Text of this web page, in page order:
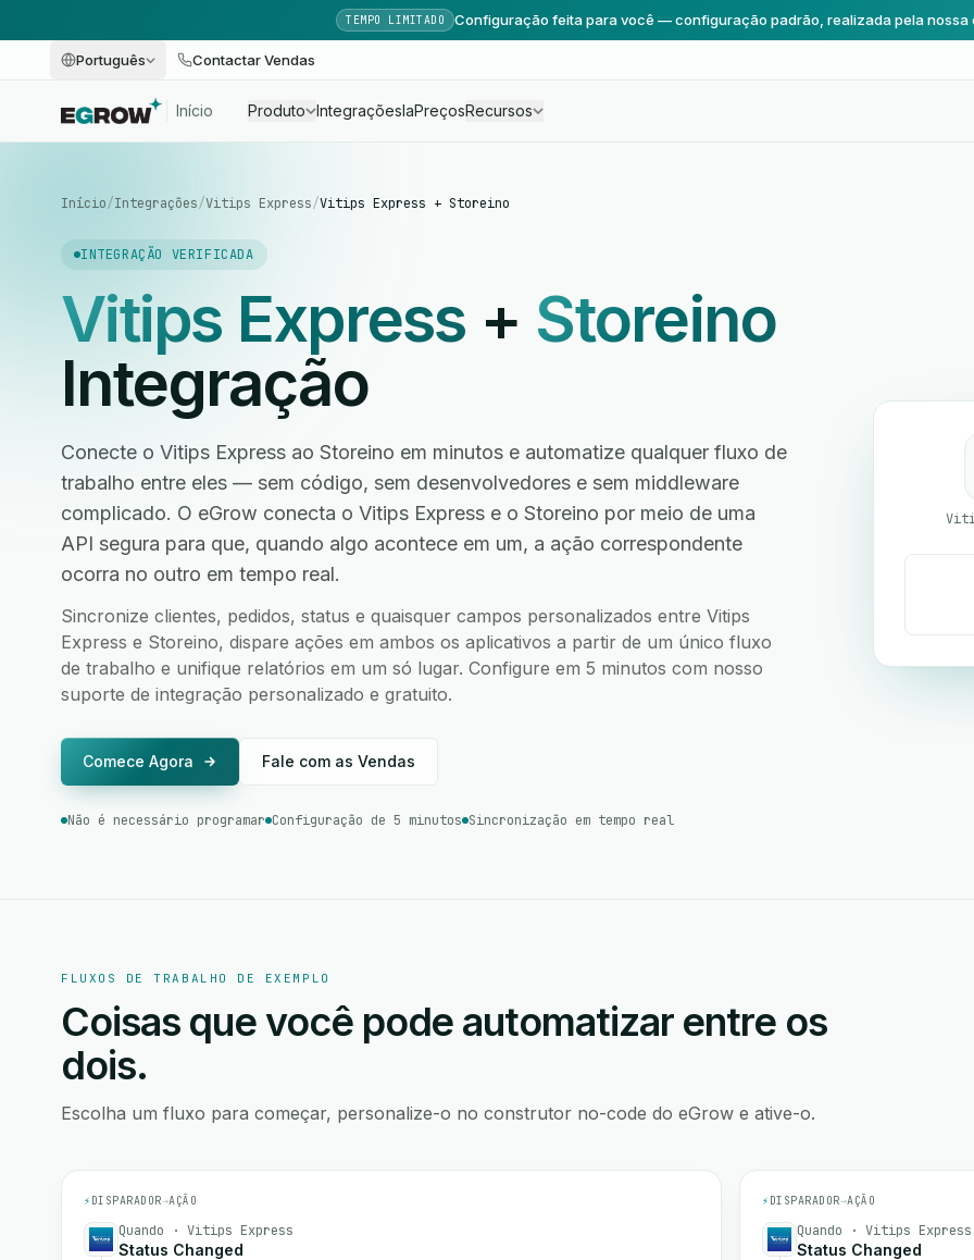
TEMPO LIMITADO Configuração feita para você — configuração padrão, realizada pela nossa
Português Contactar Vendas
Início Produto IntegraçõesIaPreçosRecursos
Início/Integrações/Vitips Express/Vitips Express + Storeino
INTEGRAÇÃO VERIFICADA
Vitips Express + Storeino
Integração
Conecte o Vitips Express ao Storeino em minutos e automatize qualquer fluxo de
trabalho entre eles — sem código, sem desenvolvedores e sem middleware
complicado. O eGrow conecta o Vitips Express e o Storeino por meio de uma
API segura para que, quando algo acontece em um, a ação correspondente
ocorra no outro em tempo real.
Sincronize clientes, pedidos, status e quaisquer campos personalizados entre Vitips
Express e Storeino, dispare ações em ambos os aplicativos a partir de um único fluxo
de trabalho e unifique relatórios em um só lugar. Configure em 5 minutos com nosso
suporte de integração personalizado e gratuito.
Comece Agora Fale com as Vendas
Não é necessário programar Configuração de 5 minutos Sincronização em tempo real
FLUXOS DE TRABALHO DE EXEMPLO
Coisas que você pode automatizar entre os
dois.
Escolha um fluxo para começar, personalize-o no construtor no-code do eGrow e ative-o.
⚡ DISPARADOR→AÇÃO
Quando · Vitips Express
Status Changed
⚡ DISPARADOR→AÇÃO
Quando · Vitips Express
Status Changed